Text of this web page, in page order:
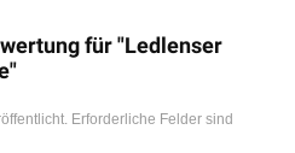
für "Ledlenser
Erforderliche Felder sind